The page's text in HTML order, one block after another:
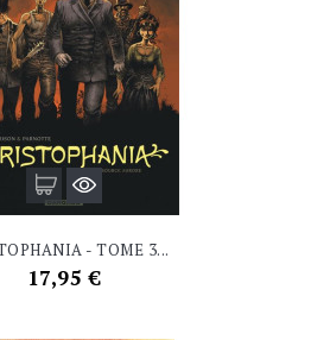
- TOME 3...
Prix
17,95 €